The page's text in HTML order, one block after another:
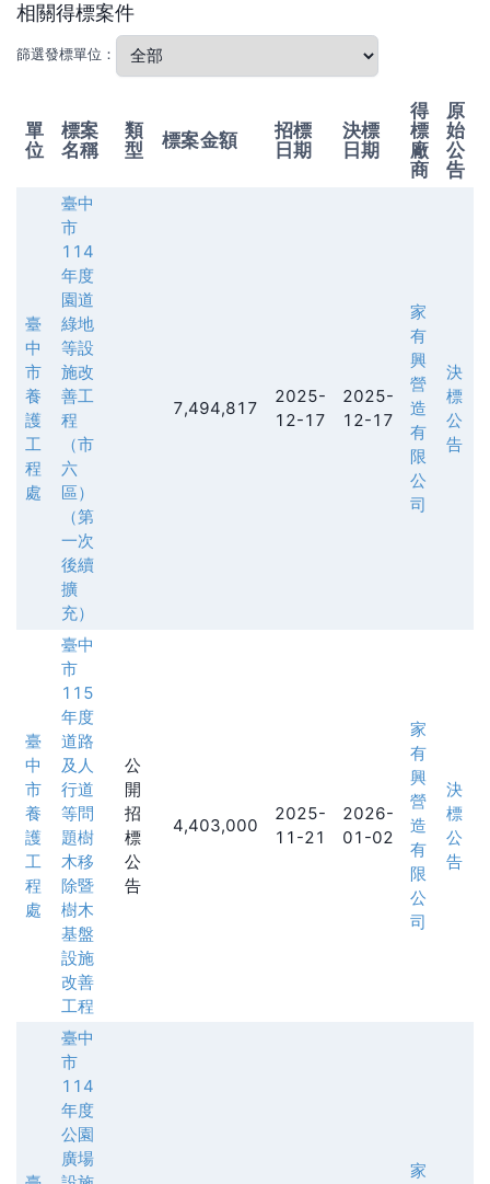
相關得標案件
篩選發標單位：
單
位
標案
名稱
類
型
標案金額
招標
日期
決標
日期
得
標
廠
商
原
始
公
告
臺
中
市
養
護
工
程
處
臺中
市
114
年度
園道
綠地
等設
施改
善工
程
（市
六
區）
（第
一次
後續
擴
充）
7,494,817
2025-
12-17
2025-
12-17
家
有
興
營
造
有
限
公
司
決
標
公
告
臺
中
市
養
護
工
程
處
臺中
市
115
年度
道路
及人
行道
等問
題樹
木移
除暨
樹木
基盤
設施
改善
工程
公
開
招
標
公
告
4,403,000
2025-
11-21
2026-
01-02
家
有
興
營
造
有
限
公
司
決
標
公
告
臺中
市
114
年度
公園
廣場
家